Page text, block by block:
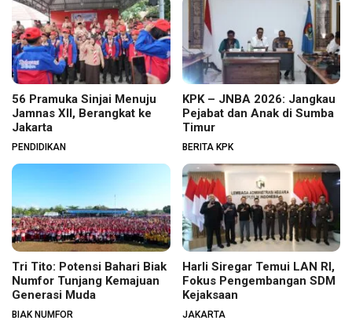
56 Pramuka Sinjai Menuju
Jamnas XII, Berangkat ke
Jakarta
PENDIDIKAN
KPK – JNBA 2026: Jangkau
Pejabat dan Anak di Sumba
Timur
BERITA KPK
Tri Tito: Potensi Bahari Biak
Numfor Tunjang Kemajuan
Generasi Muda
BIAK NUMFOR
Harli Siregar Temui LAN RI,
Fokus Pengembangan SDM
Kejaksaan
JAKARTA